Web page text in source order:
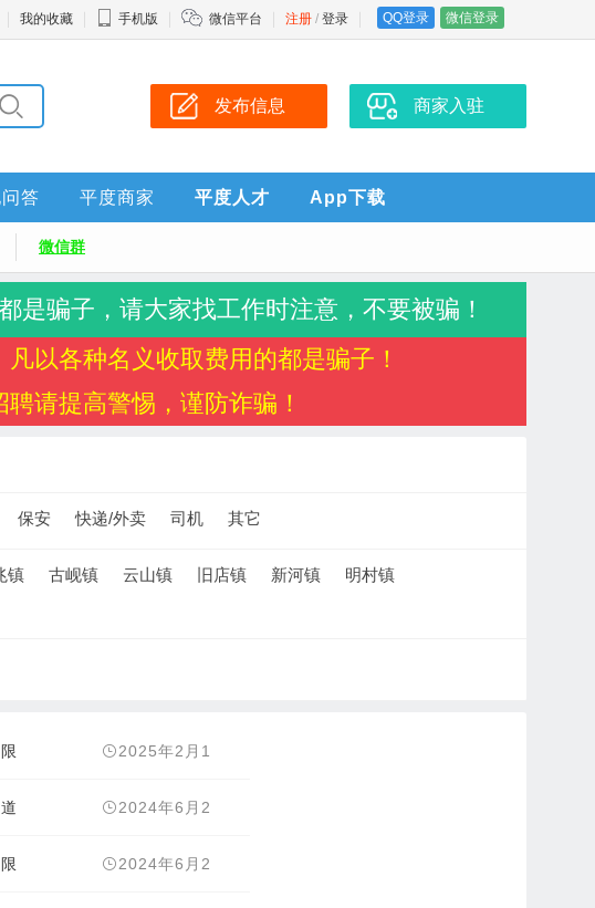
注册 / 登录 QQ登录 微信登录
我的收藏 手机版 微信平台
发布信息 商家入驻
答 平度商家 平度人才 App下载
微信群
是骗子，请大家找工作时注意，不要被骗！
以各种名义收取费用的都是骗子！
请提高警惕，谨防诈骗！
保安 快递/外卖 司机 其它
镇 古岘镇 云山镇 旧店镇 新河镇
明村镇
2025年2月1
9日
2024年6月2
6日
2024年6月2